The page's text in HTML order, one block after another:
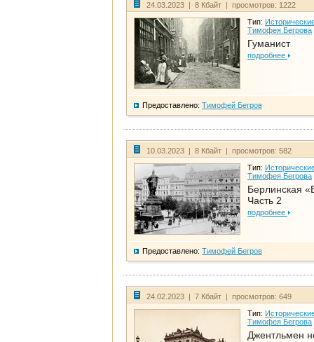
24.03.2023 | 8 Кбайт | просмотров: 1222
Тип:
Тимофея Бегрова
Гуманист
подробнее
Предоставлено: Тимофей Бегров
10.03.2023 | 8 Кбайт | просмотров: 582
Тип:
Тимофея Бегрова
Берлинская
Часть 2
подробнее
Предоставлено: Тимофей Бегров
24.02.2023 | 7 Кбайт | просмотров: 649
Тип:
Тимофея Бегрова
Джентльмен